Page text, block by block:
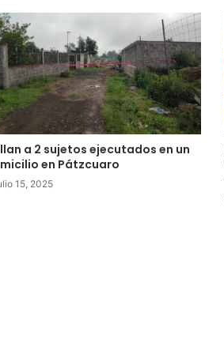
a 2 sujetos ejecutados en un
en Pátzcuaro
15, 2025